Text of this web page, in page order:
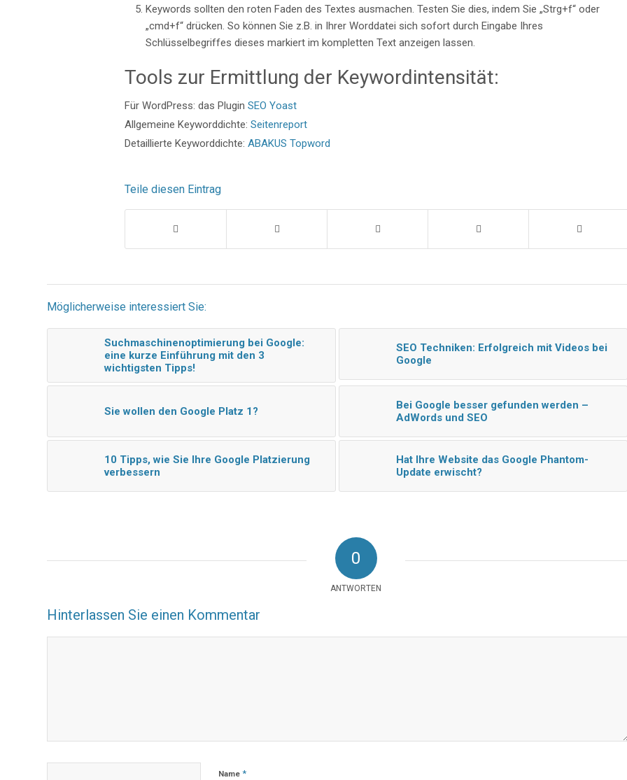
Keywords sollten den roten Faden des Textes ausmachen. Testen Sie dies, indem Sie „Strg+f“ oder
„cmd+f“ drücken. So können Sie z.B. in Ihrer Worddatei sich sofort durch Eingabe Ihres
Schlüsselbegriffes dieses markiert im kompletten Text anzeigen lassen.
Tools zur Ermittlung der Keywordintensität:
Für WordPress: das Plugin SEO Yoast
Allgemeine Keyworddichte: Seitenreport
Detaillierte Keyworddichte: ABAKUS Topword
Teile diesen Eintrag
Möglicherweise interessiert Sie:
Suchmaschinenoptimierung bei Google:
eine kurze Einführung mit den 3
wichtigsten Tipps!
SEO Techniken: Erfolgreich mit Videos bei
Google
Sie wollen den Google Platz 1?
Bei Google besser gefunden werden –
AdWords und SEO
10 Tipps, wie Sie Ihre Google Platzierung
verbessern
Hat Ihre Website das Google Phantom-
Update erwischt?
0
ANTWORTEN
Hinterlassen Sie einen Kommentar
Name *